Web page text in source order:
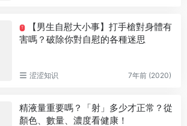
T
【男生自慰大小事】打手槍對身體有
害嗎？破除你對自慰的各種迷思
涩涩知识 7年前 (2020)
精液量重要嗎？「射」多少才正常？從
顏色、數量、濃度看健康！